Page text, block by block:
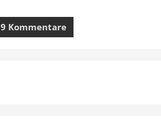
9 Kommentare